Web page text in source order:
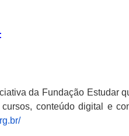
da Fundação Estudar
conteúdo digital e